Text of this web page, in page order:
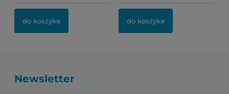
do koszyka do koszyka
Newsletter